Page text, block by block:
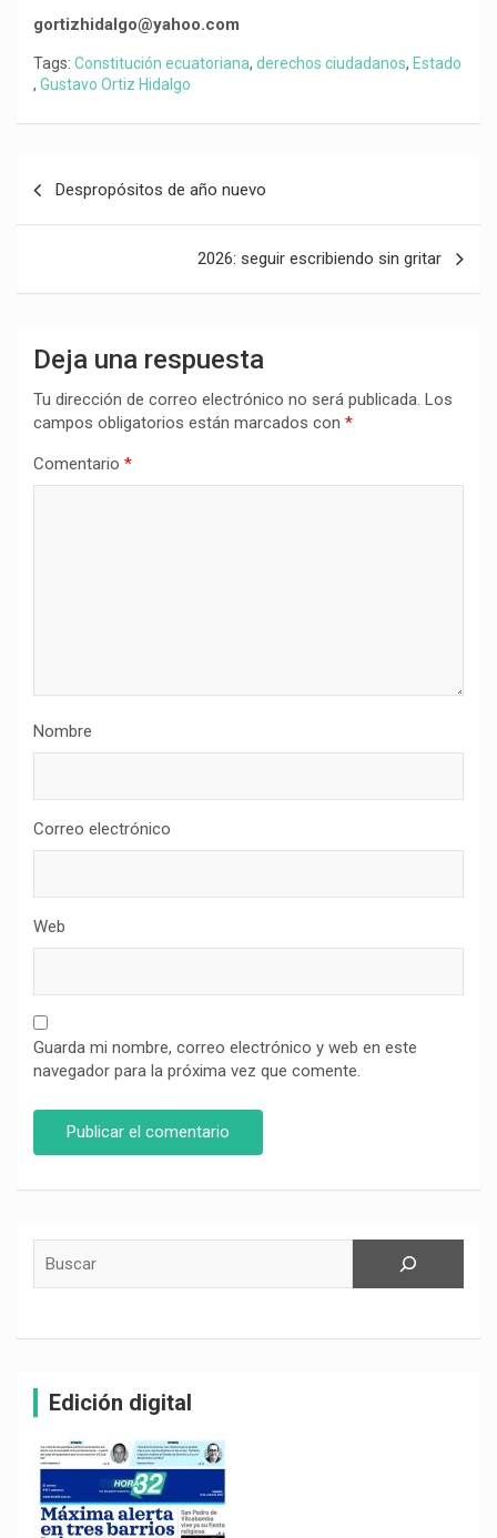
gortizhidalgo@yahoo.com
Tags: Constitución ecuatoriana, derechos ciudadanos, Estado
, Gustavo Ortiz Hidalgo
Despropósitos de año nuevo
2026: seguir escribiendo sin gritar
Deja una respuesta
Tu dirección de correo electrónico no será publicada. Los
campos obligatorios están marcados con *
Comentario *
Nombre
Correo electrónico
Web
Guarda mi nombre, correo electrónico y web en este
navegador para la próxima vez que comente.
Edición digital